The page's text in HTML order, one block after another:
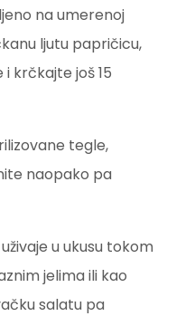
na umerenoj
ljutu papričicu,
krčkajte još 15
tegle,
naopako pa
u ukusu tokom
jelima ili kao
salatu pa